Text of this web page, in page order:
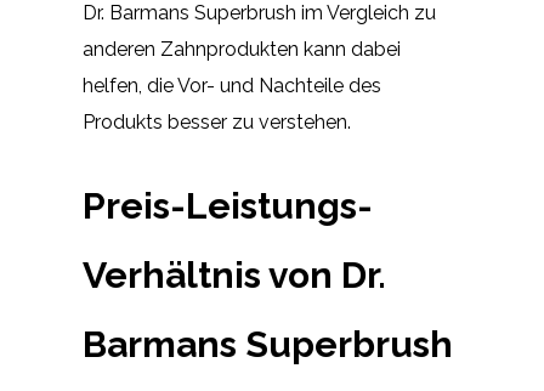
Dr. Barmans Superbrush im Vergleich zu
anderen Zahnprodukten kann dabei
helfen, die Vor- und Nachteile des
Produkts besser zu verstehen.
Preis-Leistungs-
Verhältnis von Dr.
Barmans Superbrush